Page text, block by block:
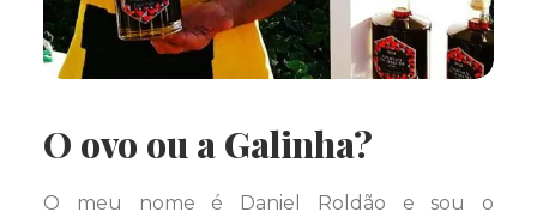
O ovo ou a Galinha?
O meu nome é Daniel Roldão e sou o